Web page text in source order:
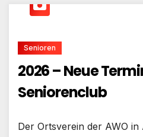
Senioren
2026 – Neue
Seniorenclub
Der Ortsverein der AWO